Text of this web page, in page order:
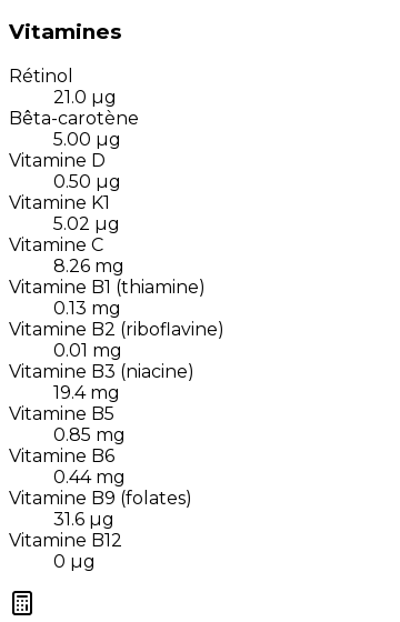
Vitamines
Rétinol
21.0 µg
Bêta-carotène
5.00 µg
Vitamine D
0.50 µg
Vitamine K1
5.02 µg
Vitamine C
8.26 mg
Vitamine B1 (thiamine)
0.13 mg
Vitamine B2 (riboflavine)
0.01 mg
Vitamine B3 (niacine)
19.4 mg
Vitamine B5
0.85 mg
Vitamine B6
0.44 mg
Vitamine B9 (folates)
31.6 µg
Vitamine B12
0 µg